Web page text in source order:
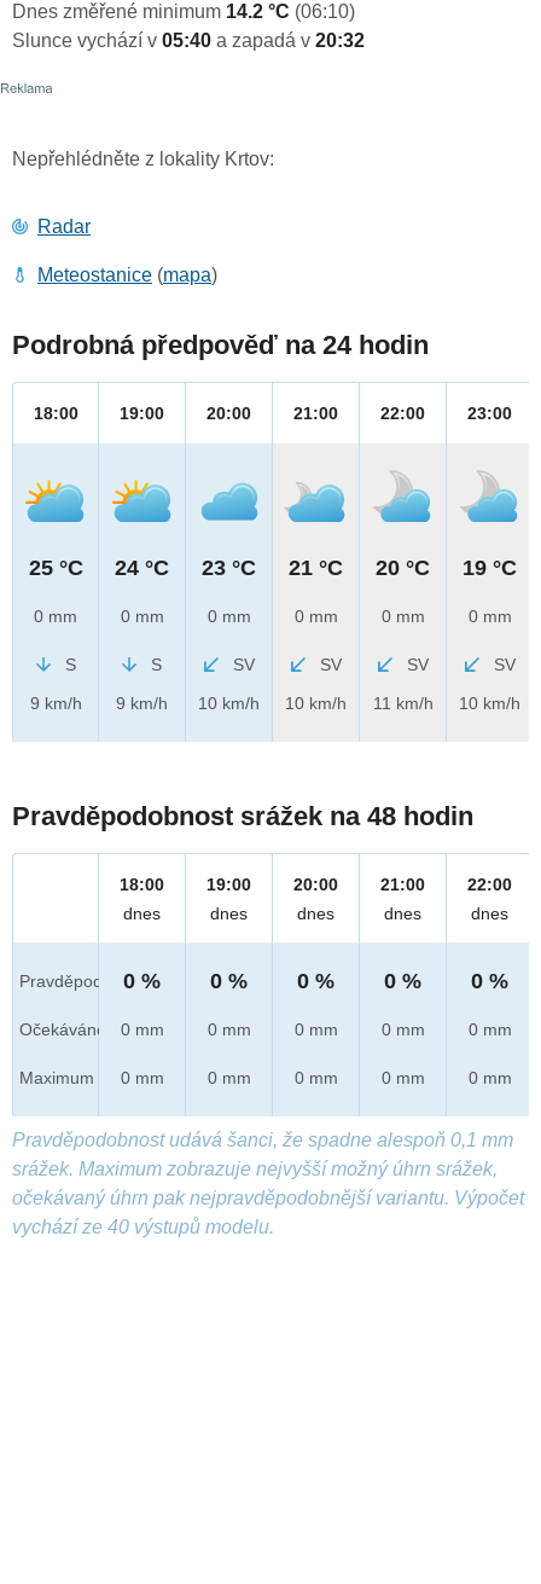
Dnes změřené minimum 14.2 °C (06:10)
Slunce vychází v 05:40 a zapadá v 20:32
Nepřehlédněte z lokality Krtov:
Radar
Meteostanice (mapa)
Podrobná předpověď na 24 hodin
18:00
25 °C
0 mm
S
9 km/h
19:00
24 °C
0 mm
S
9 km/h
20:00
23 °C
0 mm
SV
10 km/h
21:00
21 °C
0 mm
SV
10 km/h
22:00
20 °C
0 mm
SV
11 km/h
23:00
19 °C
0 mm
SV
10 km/h
Pravděpodobnost srážek na 48 hodin
Pravděpod.
Očekáváno
Maximum
18:00
dnes
0 %
0 mm
0 mm
19:00
dnes
0 %
0 mm
0 mm
20:00
dnes
0 %
0 mm
0 mm
21:00
dnes
0 %
0 mm
0 mm
22:00
dnes
0 %
0 mm
0 mm
Pravděpodobnost udává šanci, že spadne alespoň 0,1 mm
srážek. Maximum zobrazuje nejvyšší možný úhrn srážek,
očekávaný úhrn pak nejpravděpodobnější variantu. Výpočet
vychází ze 40 výstupů modelu.